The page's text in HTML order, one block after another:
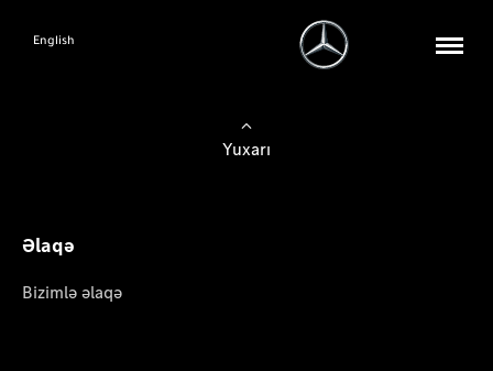
English
Yuxarı
Əlaqə
Bizimlə əlaqə